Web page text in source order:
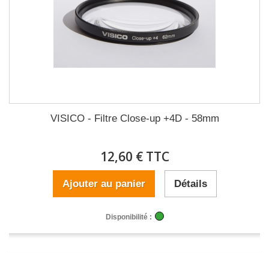
VISICO - Filtre Close-up +4D - 58mm
12,60 € TTC
Ajouter au panier Détails
Disponibilité :